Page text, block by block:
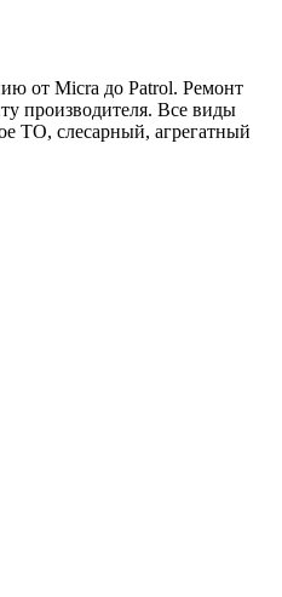
от Micra до Patrol. Ремонт
производителя. Все виды
ТО, слесарный, агрегатный